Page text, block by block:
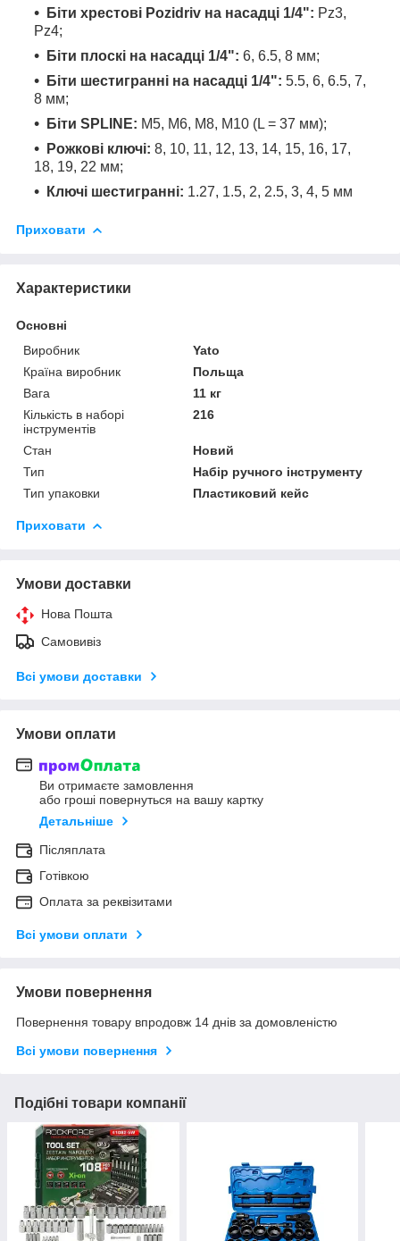
Біти хрестові Pozidriv на насадці 1/4": Pz3,
Pz4;
Біти плоскі на насадці 1/4": 6, 6.5, 8 мм;
Біти шестигранні на насадці 1/4": 5.5, 6, 6.5, 7,
8 мм;
Біти SPLINE: М5, М6, М8, М10 (L = 37 мм);
Рожкові ключі: 8, 10, 11, 12, 13, 14, 15, 16, 17,
18, 19, 22 мм;
Ключі шестигранні: 1.27, 1.5, 2, 2.5, 3, 4, 5 мм
Приховати
Характеристики
Основні
Виробник
Yato
Країна виробник
Польща
Вага
11 кг
Кількість в наборі
інструментів
216
Стан
Новий
Тип
Набір ручного інструменту
Тип упаковки
Пластиковий кейс
Приховати
Умови доставки
Нова Пошта
Самовивіз
Всі умови доставки
Умови оплати
Ви отримаєте замовлення
або гроші повернуться на вашу картку
Детальніше
Післяплата
Готівкою
Оплата за реквізитами
Всі умови оплати
Умови повернення
Повернення товару впродовж 14 днів за домовленістю
Всі умови повернення
Подібні товари компанії